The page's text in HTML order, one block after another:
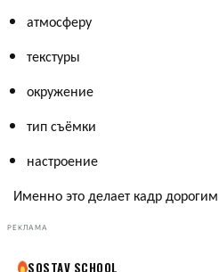
атмосферу
текстуры
окружение
тип съёмки
настроение
Именно это делает кадр
РЕКЛАМА